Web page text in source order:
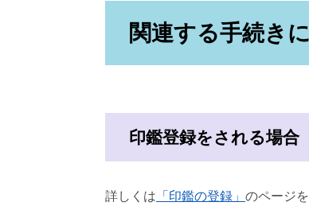
関連する手続き
印鑑登録をされる場合
詳しくは 「印鑑の登録」 のページ